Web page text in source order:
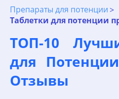
Препараты для потенции
Таблетки для потенции
ТОП-10
для
Отзывы